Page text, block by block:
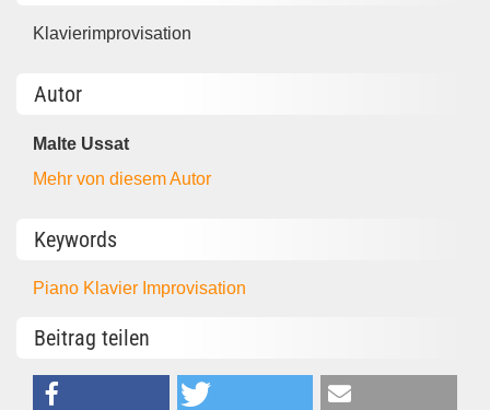
Klavierimprovisation
Autor
Malte Ussat
Mehr von diesem Autor
Keywords
Piano Klavier Improvisation
Beitrag teilen